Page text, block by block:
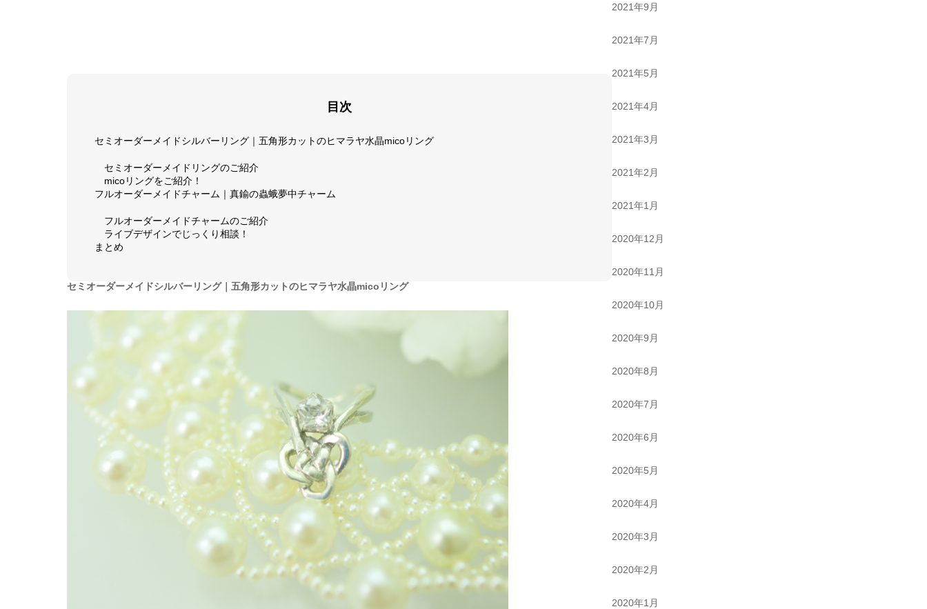
目次
セミオーダーメイドシルバーリング｜五角形カットのヒマラヤ水晶micoリング
セミオーダーメイドリングのご紹介
micoリングをご紹介！
フルオーダーメイドチャーム｜真鍮の蟲蛾夢中チャーム
フルオーダーメイドチャームのご紹介
ライブデザインでじっくり相談！
まとめ
セミオーダーメイドシルバーリング｜五角形カットのヒマラヤ水晶micoリング
2021年9月
2021年7月
2021年5月
2021年4月
2021年3月
2021年2月
2021年1月
2020年12月
2020年11月
2020年10月
2020年9月
2020年8月
2020年7月
2020年6月
2020年5月
2020年4月
2020年3月
2020年2月
2020年1月